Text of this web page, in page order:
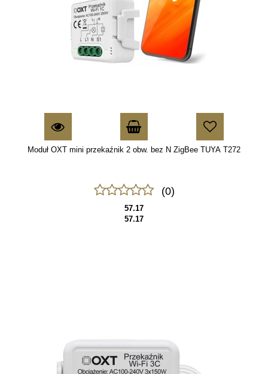
Moduł OXT mini przekaźnik 2 obw. bez N ZigBee TUYA T272
(0)
57.17
57.17